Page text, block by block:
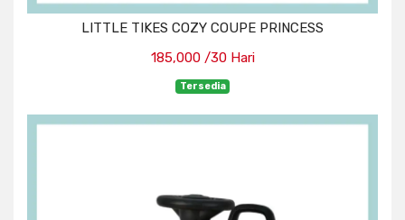
LITTLE TIKES COZY COUPE PRINCESS
185,000 /30 Hari
Tersedia